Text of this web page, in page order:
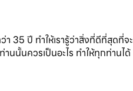
35 ปี ทำให้เรารู้ว่าสิ่งที่ดีที่สุดที่จะ
นนั้นควรเป็นอะไร ทำให้ทุกท่านได้